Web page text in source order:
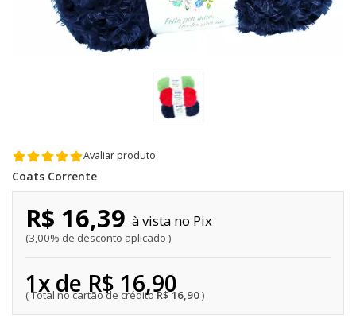
Avaliar produto
Coats Corrente
R$ 16,90
1x de R$ 16,90
R$ 16,39
3,00% de desconto aplicado
Pix